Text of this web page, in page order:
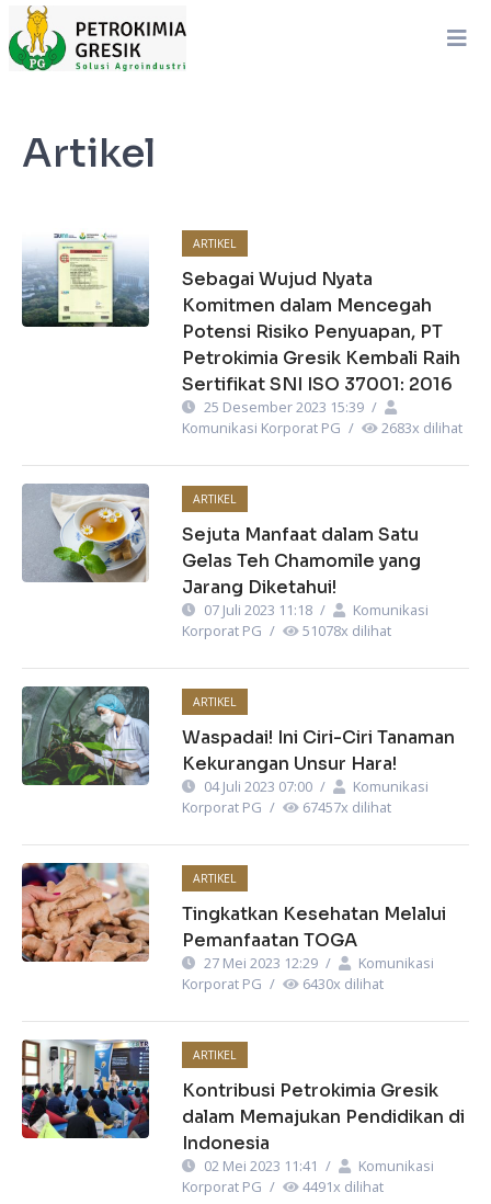
Artikel
ARTIKEL
Sebagai Wujud Nyata
Komitmen dalam Mencegah
Potensi Risiko Penyuapan, PT
Petrokimia Gresik Kembali Raih
Sertifikat SNI ISO 37001: 2016
25 Desember 2023 15:39 /
Komunikasi Korporat PG / 2683x dilihat
ARTIKEL
Sejuta Manfaat dalam Satu
Gelas Teh Chamomile yang
Jarang Diketahui!
07 Juli 2023 11:18 /
Komunikasi
Korporat PG / 51078x dilihat
ARTIKEL
Waspadai! Ini Ciri-Ciri Tanaman
Kekurangan Unsur Hara!
04 Juli 2023 07:00 /
Komunikasi
Korporat PG / 67457x dilihat
ARTIKEL
Tingkatkan Kesehatan Melalui
Pemanfaatan TOGA
27 Mei 2023 12:29 /
Komunikasi
Korporat PG / 6430x dilihat
ARTIKEL
Kontribusi Petrokimia Gresik
dalam Memajukan Pendidikan di
Indonesia
02 Mei 2023 11:41 /
Komunikasi
Korporat PG / 4491x dilihat